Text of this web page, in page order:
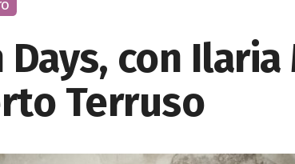
Days, con
Terruso